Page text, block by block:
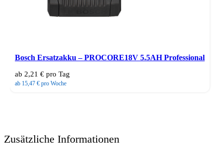
Vergleichen
Bosch Ersatzakku – PROCORE18V 5.5AH Professional
ab 2,21 € pro Tag
ab 15,47 € pro Woche
Zusätzliche Informationen